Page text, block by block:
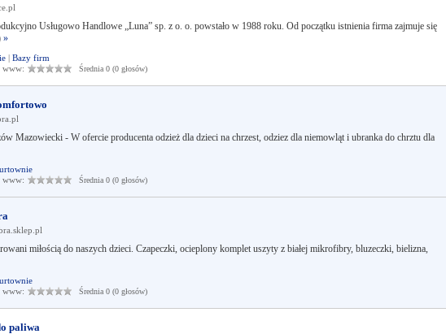
Usługowo Handlowe „Luna” sp. z o. o. powstało w 1988 roku. Od początku istnienia firma zajmuje się
»
| Bazy firm
www:
Średnia 0 (0 głosów)
Mazowiecki - W ofercie producenta odzież dla dzieci na chrzest, odziez dla niemowląt i ubranka do chrztu dla
www:
Średnia 0 (0 głosów)
miłością do naszych dzieci. Czapeczki, ocieplony komplet uszyty z białej mikrofibry, bluzeczki, bielizna,
www:
Średnia 0 (0 głosów)
paliwa